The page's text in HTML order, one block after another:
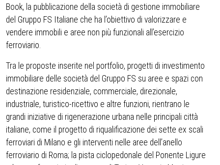
Book, la pubblicazione della società di gestione immobiliare
del Gruppo FS Italiane che ha l’obiettivo di valorizzare e
vendere immobili e aree non più funzionali all’esercizio
ferroviario.
Tra le proposte inserite nel portfolio, progetti di investimento
immobiliare delle società del Gruppo FS su aree e spazi con
destinazione residenziale, commerciale, direzionale,
industriale, turistico-ricettivo e altre funzioni, rientrano le
grandi iniziative di rigenerazione urbana nelle principali città
italiane, come il progetto di riqualificazione dei sette ex scali
ferroviari di Milano e gli interventi nelle aree dell’anello
ferroviario di Roma; la pista ciclopedonale del Ponente Ligure